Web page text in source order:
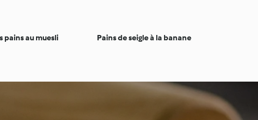
pains au muesli Pains de seigle à la banane